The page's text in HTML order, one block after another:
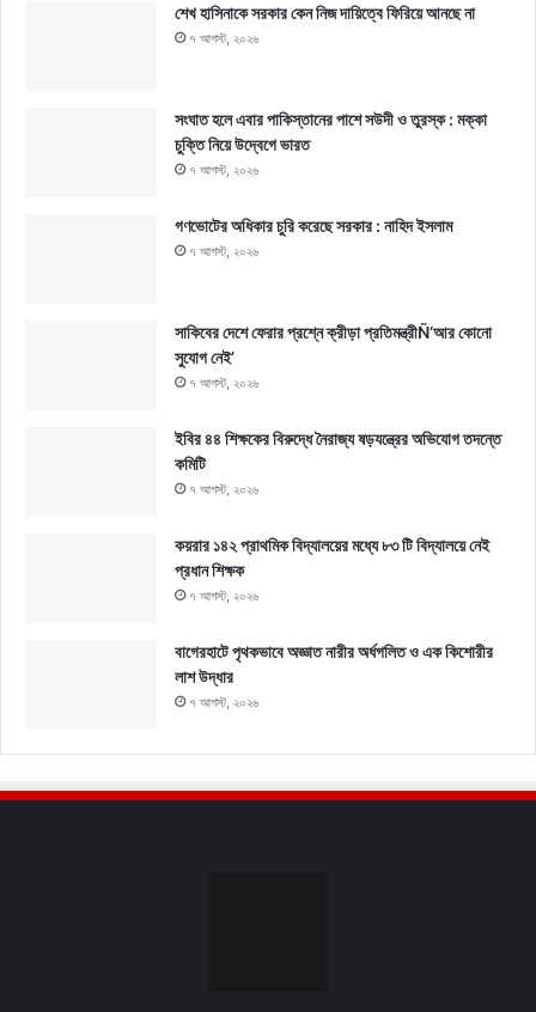
শেখ হাসিনাকে সরকার কেন নিজ দায়িত্বে ফিরিয়ে আনছে না
৭ আগস্ট, ২০২৬
সংঘাত হলে এবার পাকিস্তানের পাশে সউদী ও তুরস্ক : মক্কা
চুক্তি নিয়ে উদ্বেগে ভারত
৭ আগস্ট, ২০২৬
গণভোটের অধিকার চুরি করেছে সরকার : নাহিদ ইসলাম
৭ আগস্ট, ২০২৬
সাকিবের দেশে ফেরার প্রশ্নে ক্রীড়া প্রতিমন্ত্রীÑ‘আর কোনো
সুযোগ নেই’
৭ আগস্ট, ২০২৬
ইবির ৪৪ শিক্ষকের বিরুদ্ধে নৈরাজ্য ষড়যন্ত্রের অভিযোগ তদন্তে
কমিটি
৭ আগস্ট, ২০২৬
কয়রার ১৪২ প্রাথমিক বিদ্যালয়ের মধ্যে ৮৩ টি বিদ্যালয়ে নেই
প্রধান শিক্ষক
৭ আগস্ট, ২০২৬
বাগেরহাটে পৃথকভাবে অজ্ঞাত নারীর অর্ধগলিত ও এক কিশোরীর
লাশ উদ্ধার
৭ আগস্ট, ২০২৬